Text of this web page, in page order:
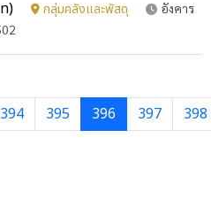
)
กลุ่มคลังและพัสดุ
อังคาร
394 395 396 397 398